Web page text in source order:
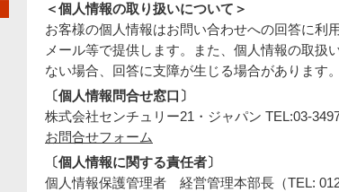
＜個人情報の取り扱いについて＞
お客様の個人情報はお問い合わせへの回答に利
メール等で提供します。また、個人情報の取
ない場合、回答に支障が生じる場合があります
〔個人情報問合せ窓口〕
株式会社センチュリー21・ジャパン TEL:03-
お問合せフォーム
〔個人情報に関する責任者〕
個人情報保護管理者 経営管理本部長（TEL: